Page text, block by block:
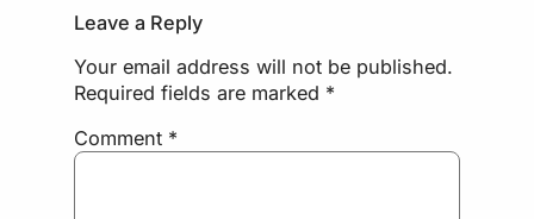
Leave a Reply
Your email address will not be published.
Required fields are marked *
Comment *